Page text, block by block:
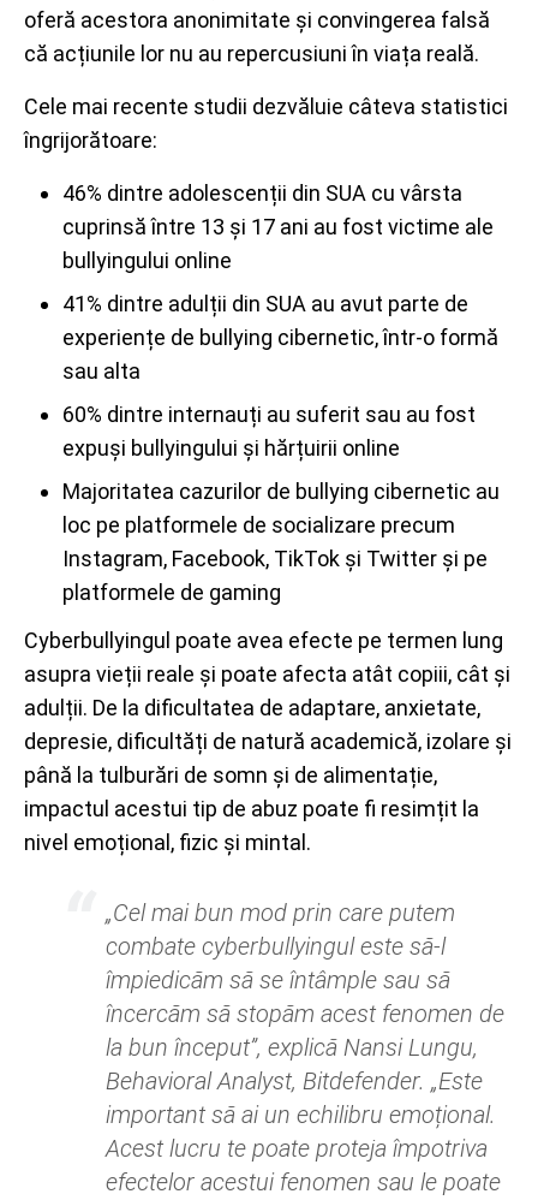
oferă acestora anonimitate și convingerea falsă
că acțiunile lor nu au repercusiuni în viața reală.
Cele mai recente studii dezvăluie câteva statistici
îngrijorătoare:
46% dintre adolescenții din SUA cu vârsta
cuprinsă între 13 și 17 ani au fost victime ale
bullyingului online
41% dintre adulții din SUA au avut parte de
experiențe de bullying cibernetic, într-o formă
sau alta
60% dintre internauți au suferit sau au fost
expuși bullyingului și hărțuirii online
Majoritatea cazurilor de bullying cibernetic au
loc pe platformele de socializare precum
Instagram, Facebook, TikTok și Twitter și pe
platformele de gaming
Cyberbullyingul poate avea efecte pe termen lung
asupra vieții reale și poate afecta atât copiii, cât și
adulții. De la dificultatea de adaptare, anxietate,
depresie, dificultăți de natură academică, izolare și
până la tulburări de somn și de alimentație,
impactul acestui tip de abuz poate fi resimțit la
nivel emoțional, fizic și mintal.
„Cel mai bun mod prin care putem
combate cyberbullyingul este să-l
împiedicăm să se întâmple sau să
încercăm să stopăm acest fenomen de
la bun început”, explică Nansi Lungu,
Behavioral Analyst, Bitdefender. „Este
important să ai un echilibru emoțional.
Acest lucru te poate proteja împotriva
efectelor acestui fenomen sau le poate